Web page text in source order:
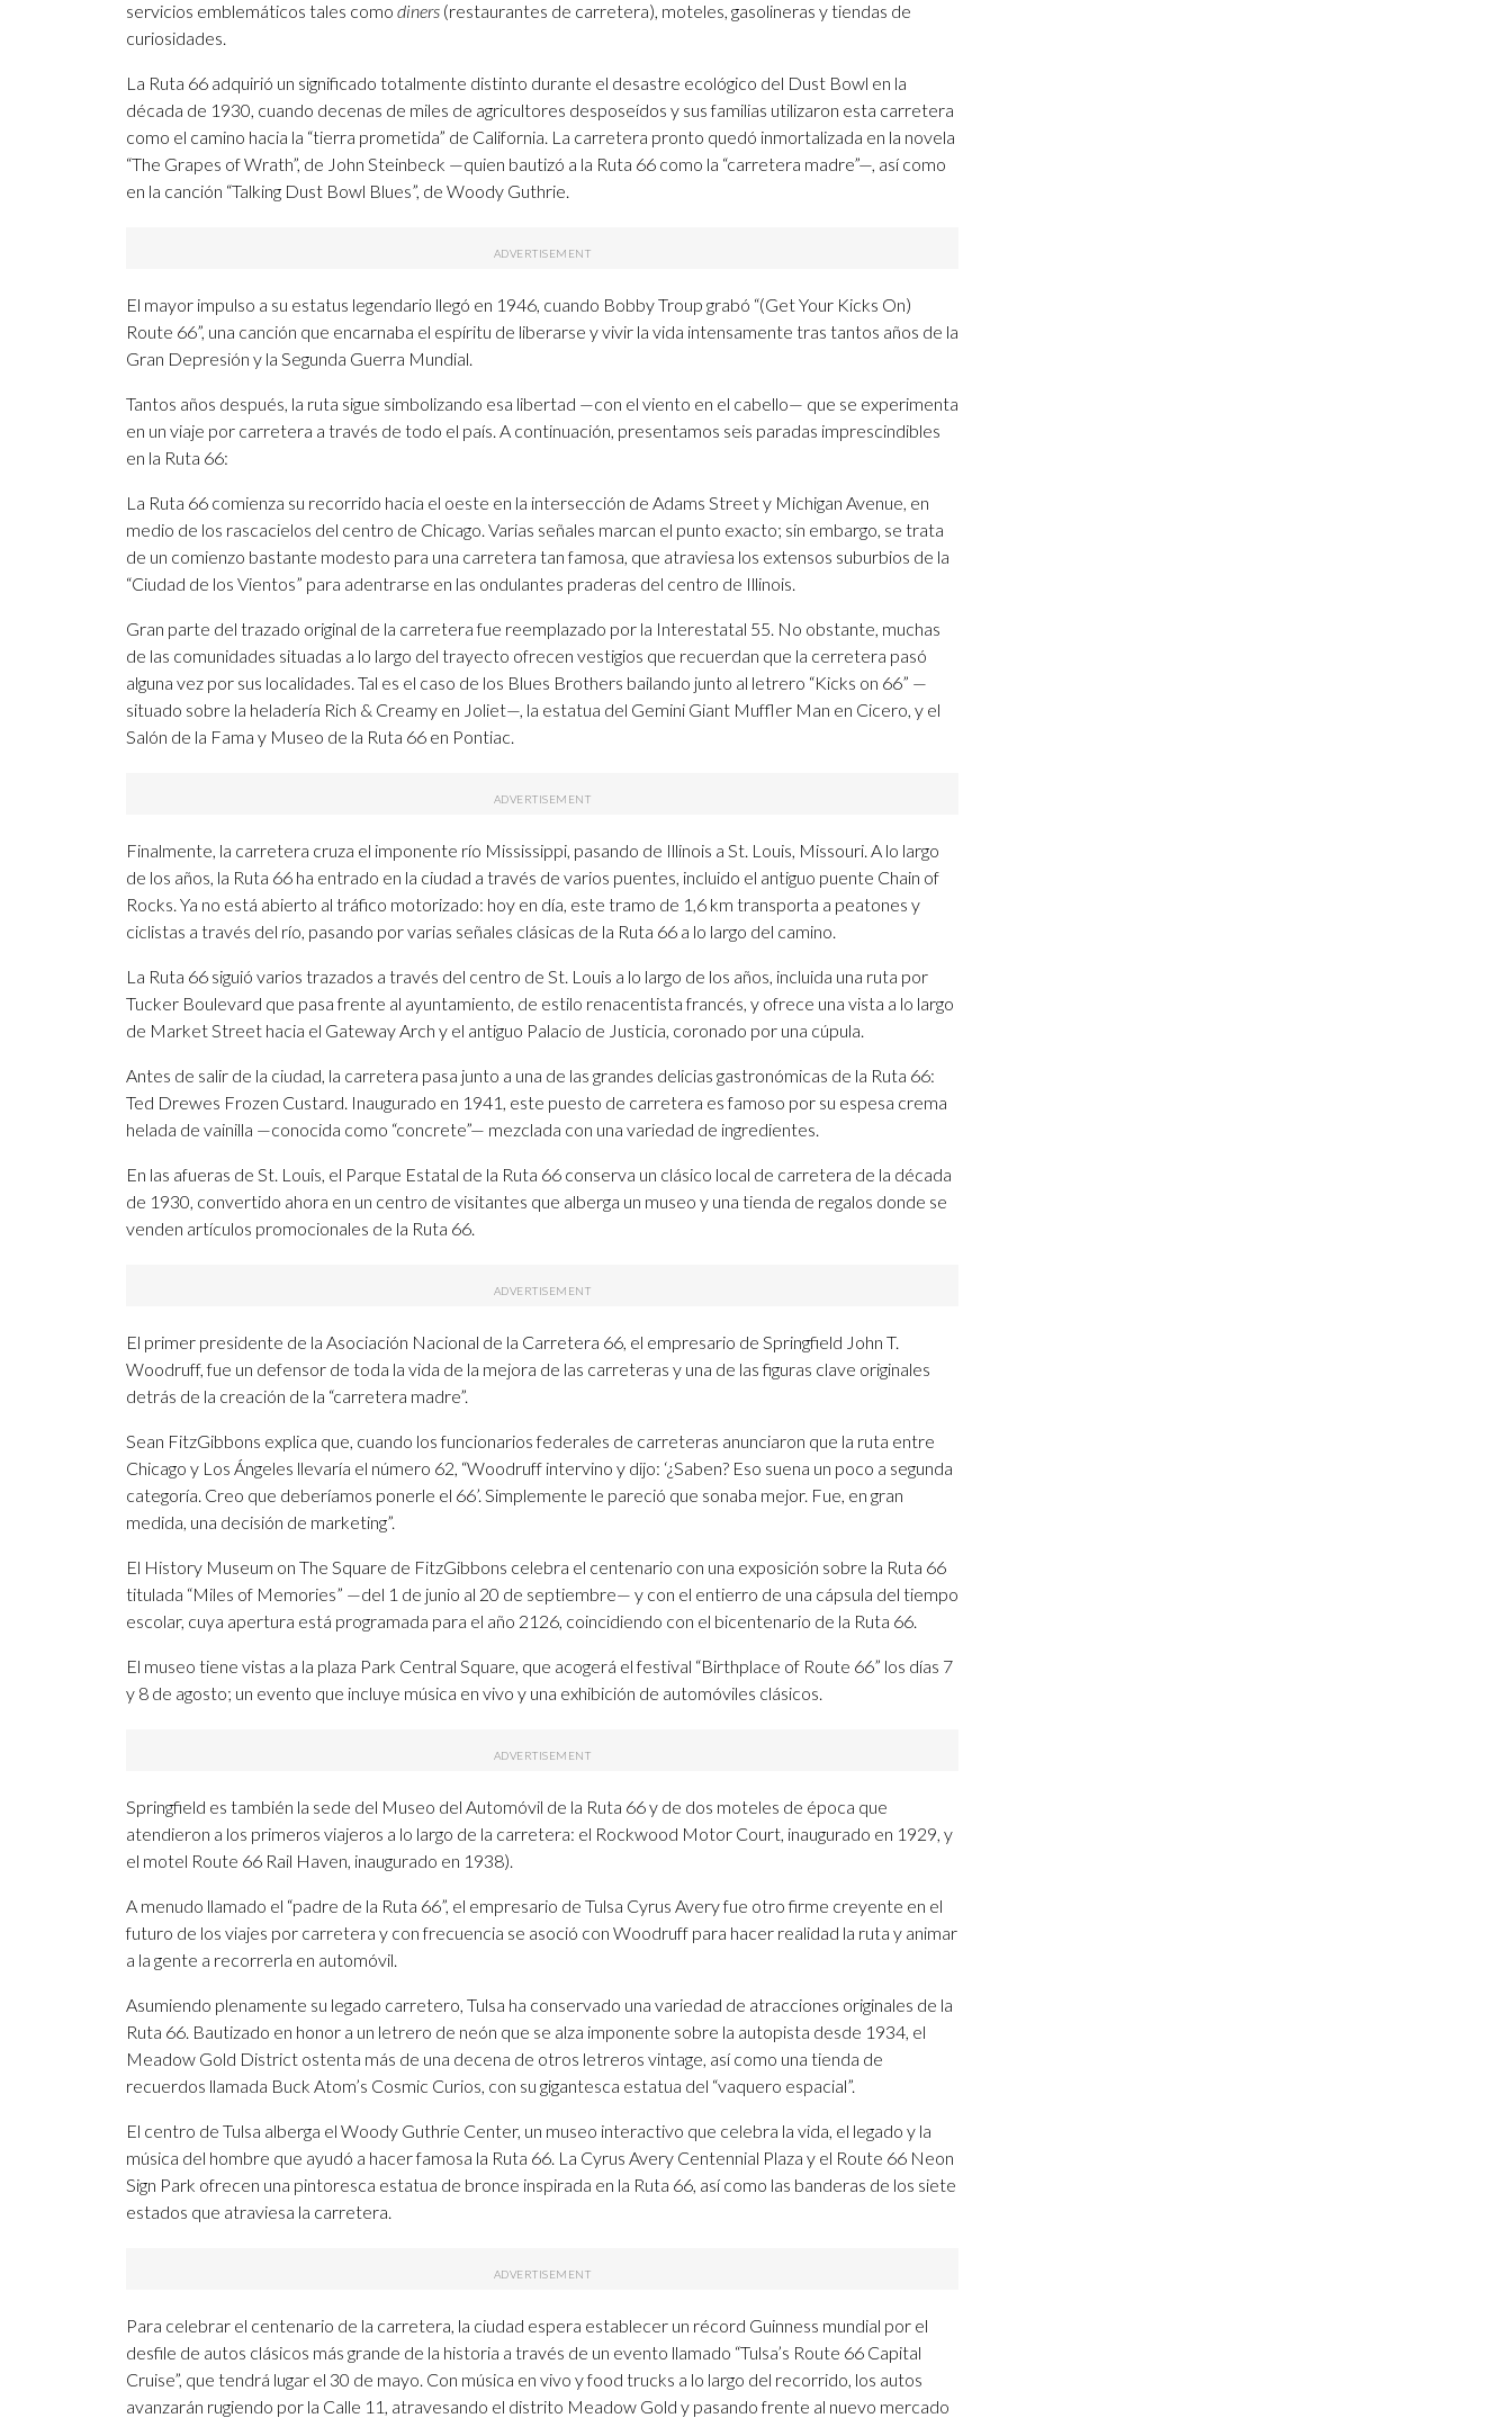
servicios emblemáticos tales como diners (restaurantes de carretera), moteles, gasolineras y tiendas de
curiosidades.
La Ruta 66 adquirió un significado totalmente distinto durante el desastre ecológico del Dust Bowl en la
década de 1930, cuando decenas de miles de agricultores desposeídos y sus familias utilizaron esta carretera
como el camino hacia la “tierra prometida” de California. La carretera pronto quedó inmortalizada en la novela
“The Grapes of Wrath”, de John Steinbeck —quien bautizó a la Ruta 66 como la “carretera madre”—, así como
en la canción “Talking Dust Bowl Blues”, de Woody Guthrie.
El mayor impulso a su estatus legendario llegó en 1946, cuando Bobby Troup grabó “(Get Your Kicks On)
Route 66”, una canción que encarnaba el espíritu de liberarse y vivir la vida intensamente tras tantos años de la
Gran Depresión y la Segunda Guerra Mundial.
Tantos años después, la ruta sigue simbolizando esa libertad —con el viento en el cabello— que se experimenta
en un viaje por carretera a través de todo el país. A continuación, presentamos seis paradas imprescindibles
en la Ruta 66:
La Ruta 66 comienza su recorrido hacia el oeste en la intersección de Adams Street y Michigan Avenue, en
medio de los rascacielos del centro de Chicago. Varias señales marcan el punto exacto; sin embargo, se trata
de un comienzo bastante modesto para una carretera tan famosa, que atraviesa los extensos suburbios de la
“Ciudad de los Vientos” para adentrarse en las ondulantes praderas del centro de Illinois.
Gran parte del trazado original de la carretera fue reemplazado por la Interestatal 55. No obstante, muchas
de las comunidades situadas a lo largo del trayecto ofrecen vestigios que recuerdan que la cerretera pasó
alguna vez por sus localidades. Tal es el caso de los Blues Brothers bailando junto al letrero “Kicks on 66” —
situado sobre la heladería Rich & Creamy en Joliet—, la estatua del Gemini Giant Muffler Man en Cicero, y el
Salón de la Fama y Museo de la Ruta 66 en Pontiac.
Finalmente, la carretera cruza el imponente río Mississippi, pasando de Illinois a St. Louis, Missouri. A lo largo
de los años, la Ruta 66 ha entrado en la ciudad a través de varios puentes, incluido el antiguo puente Chain of
Rocks. Ya no está abierto al tráfico motorizado: hoy en día, este tramo de 1,6 km transporta a peatones y
ciclistas a través del río, pasando por varias señales clásicas de la Ruta 66 a lo largo del camino.
La Ruta 66 siguió varios trazados a través del centro de St. Louis a lo largo de los años, incluida una ruta por
Tucker Boulevard que pasa frente al ayuntamiento, de estilo renacentista francés, y ofrece una vista a lo largo
de Market Street hacia el Gateway Arch y el antiguo Palacio de Justicia, coronado por una cúpula.
Antes de salir de la ciudad, la carretera pasa junto a una de las grandes delicias gastronómicas de la Ruta 66:
Ted Drewes Frozen Custard. Inaugurado en 1941, este puesto de carretera es famoso por su espesa crema
helada de vainilla —conocida como “concrete”— mezclada con una variedad de ingredientes.
En las afueras de St. Louis, el Parque Estatal de la Ruta 66 conserva un clásico local de carretera de la década
de 1930, convertido ahora en un centro de visitantes que alberga un museo y una tienda de regalos donde se
venden artículos promocionales de la Ruta 66.
El primer presidente de la Asociación Nacional de la Carretera 66, el empresario de Springfield John T.
Woodruff, fue un defensor de toda la vida de la mejora de las carreteras y una de las figuras clave originales
detrás de la creación de la “carretera madre”.
Sean FitzGibbons explica que, cuando los funcionarios federales de carreteras anunciaron que la ruta entre
Chicago y Los Ángeles llevaría el número 62, “Woodruff intervino y dijo: ‘¿Saben? Eso suena un poco a segunda
categoría. Creo que deberíamos ponerle el 66’. Simplemente le pareció que sonaba mejor. Fue, en gran
medida, una decisión de marketing”.
El History Museum on The Square de FitzGibbons celebra el centenario con una exposición sobre la Ruta 66
titulada “Miles of Memories” —del 1 de junio al 20 de septiembre— y con el entierro de una cápsula del tiempo
escolar, cuya apertura está programada para el año 2126, coincidiendo con el bicentenario de la Ruta 66.
El museo tiene vistas a la plaza Park Central Square, que acogerá el festival “Birthplace of Route 66” los días 7
y 8 de agosto; un evento que incluye música en vivo y una exhibición de automóviles clásicos.
Springfield es también la sede del Museo del Automóvil de la Ruta 66 y de dos moteles de época que
atendieron a los primeros viajeros a lo largo de la carretera: el Rockwood Motor Court, inaugurado en 1929, y
el motel Route 66 Rail Haven, inaugurado en 1938).
A menudo llamado el “padre de la Ruta 66”, el empresario de Tulsa Cyrus Avery fue otro firme creyente en el
futuro de los viajes por carretera y con frecuencia se asoció con Woodruff para hacer realidad la ruta y animar
a la gente a recorrerla en automóvil.
Asumiendo plenamente su legado carretero, Tulsa ha conservado una variedad de atracciones originales de la
Ruta 66. Bautizado en honor a un letrero de neón que se alza imponente sobre la autopista desde 1934, el
Meadow Gold District ostenta más de una decena de otros letreros vintage, así como una tienda de
recuerdos llamada Buck Atom’s Cosmic Curios, con su gigantesca estatua del “vaquero espacial”.
El centro de Tulsa alberga el Woody Guthrie Center, un museo interactivo que celebra la vida, el legado y la
música del hombre que ayudó a hacer famosa la Ruta 66. La Cyrus Avery Centennial Plaza y el Route 66 Neon
Sign Park ofrecen una pintoresca estatua de bronce inspirada en la Ruta 66, así como las banderas de los siete
estados que atraviesa la carretera.
Para celebrar el centenario de la carretera, la ciudad espera establecer un récord Guinness mundial por el
desfile de autos clásicos más grande de la historia a través de un evento llamado “Tulsa’s Route 66 Capital
Cruise”, que tendrá lugar el 30 de mayo. Con música en vivo y food trucks a lo largo del recorrido, los autos
avanzarán rugiendo por la Calle 11, atravesando el distrito Meadow Gold y pasando frente al nuevo mercado